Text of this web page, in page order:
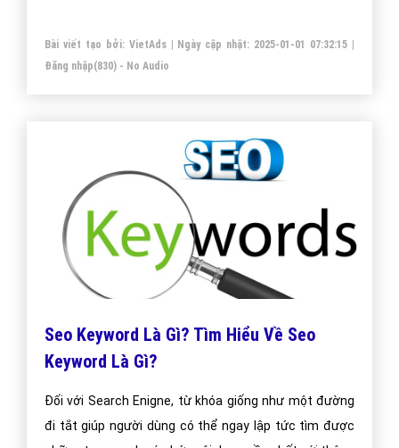
bạn có chèn thẻ Meta Robots.
Bài viết tạo bởi: VietAds| Ngày cập nhật: 2025-01-01 07:32:15 |
Đăng nhập(830) - No Audio
Seo Keyword Là Gì? Tìm Hiểu Về Seo
Keyword Là Gì?
Đối với Search Enigne, từ khóa giống như một đường
đi tắt giúp người dùng có thể ngay lập tức tìm được